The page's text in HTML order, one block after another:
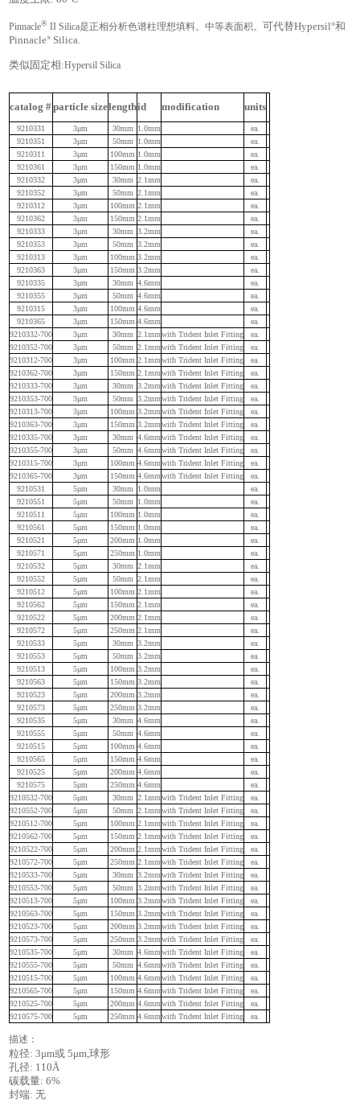
Pinnacle® II Silica是正相分析色谱柱理想填料。中等表面积。 可代替Hypersil®和
Pinnacle® Silica.
类似固定相 :Hypersil Silica
catalog #particle sizelengthid modification units
9210331 3μm 30mm 1.0mm
ea.
9210351
3μm 50mm 1.0mm
ea.
9210311
3μm 100mm 1.0mm
ea.
9210361
3μm 150mm 1.0mm
ea.
9210332
3μm 30mm 2.1mm
ea.
9210352
3μm 50mm 2.1mm
ea.
9210312
3μm 100mm 2.1mm
ea.
9210362
3μm 150mm 2.1mm
ea.
9210333
3μm 30mm 3.2mm
ea.
9210353
3μm 50mm 3.2mm
ea.
9210313
3μm 100mm 3.2mm
ea.
9210363
3μm 150mm 3.2mm
ea.
9210335
3μm 30mm 4.6mm
ea.
9210355
3μm 50mm 4.6mm
ea.
9210315
3μm 100mm 4.6mm
ea.
9210365
3μm 150mm 4.6mm
ea.
9210332-700
3μm 30mm 2.1mm with Trident Inlet Fitting
ea.
9210352-700
3μm 50mm 2.1mm with Trident Inlet Fitting
ea.
9210312-700
3μm 100mm 2.1mm with Trident Inlet Fitting
ea.
9210362-700
3μm 150mm 2.1mm with Trident Inlet Fitting
ea.
9210333-700
3μm 30mm 3.2mm with Trident Inlet Fitting
ea.
9210353-700
3μm 50mm 3.2mm with Trident Inlet Fitting
ea.
9210313-700
3μm 100mm 3.2mm with Trident Inlet Fitting
ea.
9210363-700
3μm 150mm 3.2mm with Trident Inlet Fitting
ea.
9210335-700
3μm 30mm 4.6mm with Trident Inlet Fitting
ea.
9210355-700
3μm 50mm 4.6mm with Trident Inlet Fitting
ea.
9210315-700
3μm 100mm 4.6mm with Trident Inlet Fitting
ea.
9210365-700
3μm 150mm 4.6mm with Trident Inlet Fitting
ea.
9210531
5μm 30mm 1.0mm
ea.
9210551
5μm 50mm 1.0mm
ea.
9210511
5μm 100mm 1.0mm
ea.
9210561
5μm 150mm 1.0mm
ea.
9210521
5μm 200mm 1.0mm
ea.
9210571
5μm 250mm 1.0mm
ea.
9210532
5μm 30mm 2.1mm
ea.
9210552
5μm 50mm 2.1mm
ea.
9210512
5μm 100mm 2.1mm
ea.
9210562
5μm 150mm 2.1mm
ea.
9210522
5μm 200mm 2.1mm
ea.
9210572
5μm 250mm 2.1mm
ea.
9210533
5μm 30mm 3.2mm
ea.
9210553
5μm 50mm 3.2mm
ea.
9210513
5μm 100mm 3.2mm
ea.
9210563
5μm 150mm 3.2mm
ea.
9210523
5μm 200mm 3.2mm
ea.
9210573
5μm 250mm 3.2mm
ea.
9210535
5μm 30mm 4.6mm
ea.
9210555
5μm 50mm 4.6mm
ea.
9210515
5μm 100mm 4.6mm
ea.
9210565
5μm 150mm 4.6mm
ea.
9210525
5μm 200mm 4.6mm
ea.
9210575
5μm 250mm 4.6mm
ea.
9210532-700
5μm 30mm 2.1mm with Trident Inlet Fitting
ea.
9210552-700
5μm 50mm 2.1mm with Trident Inlet Fitting
ea.
9210512-700
5μm 100mm 2.1mm with Trident Inlet Fitting
ea.
9210562-700
5μm 150mm 2.1mm with Trident Inlet Fitting
ea.
9210522-700
5μm 200mm 2.1mm with Trident Inlet Fitting
ea.
9210572-700
5μm 250mm 2.1mm with Trident Inlet Fitting
ea.
9210533-700
5μm 30mm 3.2mm with Trident Inlet Fitting
ea.
9210553-700
5μm 50mm 3.2mm with Trident Inlet Fitting
ea.
9210513-700
5μm 100mm 3.2mm with Trident Inlet Fitting
ea.
9210563-700
5μm 150mm 3.2mm with Trident Inlet Fitting
ea.
9210523-700
5μm 200mm 3.2mm with Trident Inlet Fitting
ea.
9210573-700
5μm 250mm 3.2mm with Trident Inlet Fitting
ea.
9210535-700
5μm 30mm 4.6mm with Trident Inlet Fitting
ea.
9210555-700
5μm 50mm 4.6mm with Trident Inlet Fitting
ea.
9210515-700
5μm 100mm 4.6mm with Trident Inlet Fitting
ea.
9210565-700
5μm 150mm 4.6mm with Trident Inlet Fitting
ea.
9210525-700
5μm 200mm 4.6mm with Trident Inlet Fitting
ea.
9210575-700
5μm 250mm 4.6mm with Trident Inlet Fitting ea.
描述：
粒径: 3μm或 5μm,球形
孔径: 110Å
碳载量: 6%
封端:无